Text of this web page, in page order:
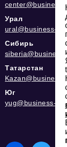
Урал
ural@business-
Сибирь
Татарстан
Юг
yug@business-